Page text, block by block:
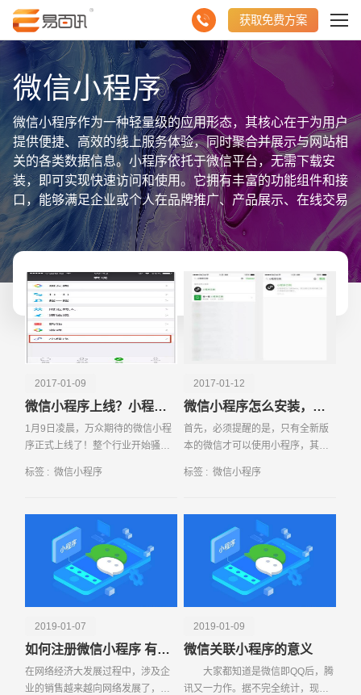
获取免费方案
微信小程序
微信小程序作为一种轻量级的应用形态，其核心在于为用户
提供便捷、高效的线上服务体验，同时聚合并展示与网站相
关的各类数据信息。小程序依托于微信平台，无需下载安
装，即可实现快速访问和使用。它拥有丰富的功能组件和接
口，能够满足企业或个人在品牌推广、产品展示、在线交易
等方面的多样化需求。通过微信小程序，用户可以轻松浏览
网站内容、参与互动活动，并享受个性化的服务体验。同
时，小程序还具备强大的数据分析能力，能够为运营者提供
精准的用户行为洞察，助力数据驱动的决策优化。总之，微
信小程序是一个集便捷性、功能性与数据分析能力于一体的
平台，旨在通过聚合并展示网站数据信息，为用户提供更加
丰富、高效的线上服务体验。
2017-01-09
微信小程序上线？小程序到底是什么？
1月9日凌晨，万众期待的微信小程
序正式上线了！整个行业开始骚动
撕百度，脚踹阿里 听起来似乎有点
标签 : 微信小程序
2017-01-12
微信小程序怎么安装，在哪里找？
首先，必须提醒的是，只有全新版
本的微信才可以使用小程序，其他
把你的微信更新至iOS6 5 3版本或
标签 : 微信小程序
2019-01-07
如何注册微信小程序 有哪些注意事项
在网络经济大发展过程中，涉及企
业的销售越来越向网络发展了，可
2019-01-09
微信关联小程序的意义
大家都知道是微信即QQ后，腾
讯又一力作。据不完全统计，现在
请输入您的公司名称 名字